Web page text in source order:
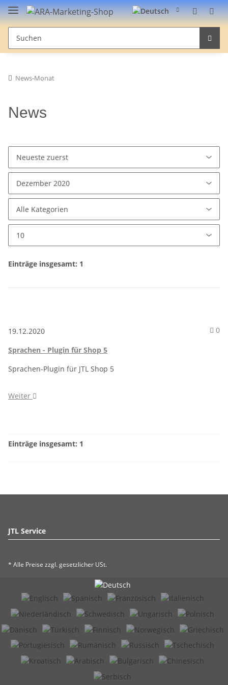
News-Monat
News
Einträge insgesamt: 1
19.12.2020 0
Sprachen - Plugin für Shop 5
Sprachen-Plugin für JTL Shop 5
Weiter
Einträge insgesamt: 1
JTL Service
* Alle Preise zzgl. gesetzlicher USt.